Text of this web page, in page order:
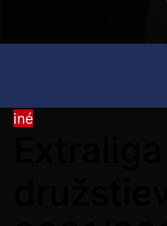
iné